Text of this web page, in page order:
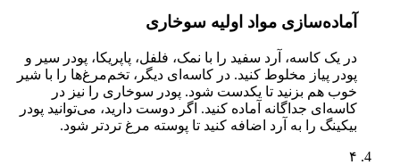
آماده‌سازی مواد اولیه سوخاری
در یک کاسه، آرد سفید را با نمک، فلفل، پاپریکا، پودر سیر و
پودر پیاز مخلوط کنید. در کاسه‌ای دیگر، تخم‌مرغ‌ها را با شیر
خوب هم بزنید تا یکدست شود. پودر سوخاری را نیز در
کاسه‌ای جداگانه آماده کنید. اگر دوست دارید، می‌توانید پودر
بیکینگ را به آرد اضافه کنید تا پوسته مرغ تردتر شود.